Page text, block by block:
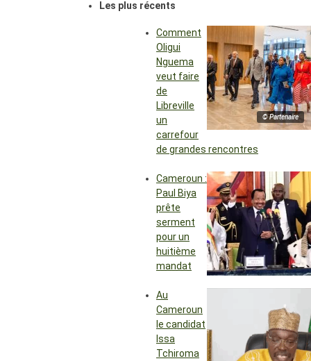
Les plus récents
© Partenaire
Comment
Oligui
Nguema
veut faire
de
Libreville
un
carrefour
de grandes rencontres
Cameroun :
Paul Biya
prête
serment
pour un
huitième
mandat
Au
Cameroun
le candidat
Issa
Tchiroma